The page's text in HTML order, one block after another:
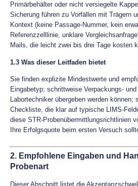
Primärbehälter oder nicht versiegelte
Sicherung führen zu Vorfällen mit Trägern
Kontext (keine Passage-Nummer, kein
Referenzzelllinie, unklare
Mails, die leicht zwei bis drei Tage kosten
1.3 Was dieser Leitfaden bietet
Sie finden explizite Mindestwerte und
Eingabetyp; schrittweise Verpackungs-
Labortechniker übergeben werden können;
Checkliste, die klar auf typische LIMS-
diese STR-Probenübermittlungsrichtlinien
Ihre Erfolgsquote beim ersten Versuch
2. Empfohlene Eingaben und
Probenart
Dieser Abschnitt listet die